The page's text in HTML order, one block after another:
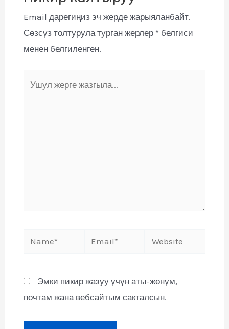
Email дарегиңиз эч жерде жарыяланбайт.
Сөзсүз толтурула турган жерлер * белгиси
менен белгиленген.
Эмки пикир жазуу үчүн аты-жөнүм,
почтам жана вебсайтым сакталсын.